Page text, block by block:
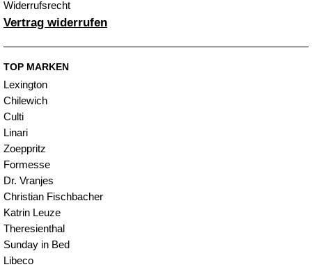
Widerrufsrecht
Vertrag widerrufen
TOP MARKEN
Lexington
Chilewich
Culti
Linari
Zoeppritz
Formesse
Dr. Vranjes
Christian Fischbacher
Katrin Leuze
Theresienthal
Sunday in Bed
Libeco